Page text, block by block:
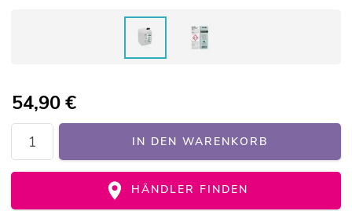
54,90€
IN DEN WARENKORB
HÄNDLER FINDEN